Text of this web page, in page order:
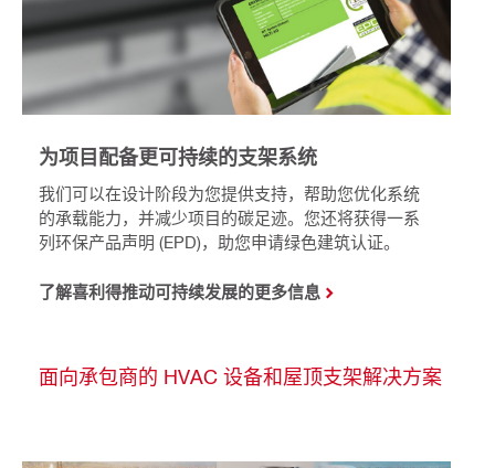
为项目配备更可持续的支架系统
我们可以在设计阶段为您提供支持，帮助您优化系统
的承载能力，并减少项目的碳足迹。您还将获得一系
列环保产品声明 (EPD)，助您申请绿色建筑认证。
了解喜利得推动可持续发展的更多信息
面向承包商的 HVAC 设备和屋顶支架解决方案